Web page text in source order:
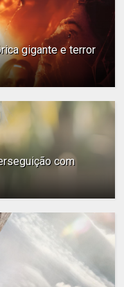
gigante e terror
com